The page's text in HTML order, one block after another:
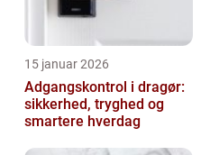
15 januar 2026
Adgangskontrol i dragør:
sikkerhed, tryghed og
smartere hverdag